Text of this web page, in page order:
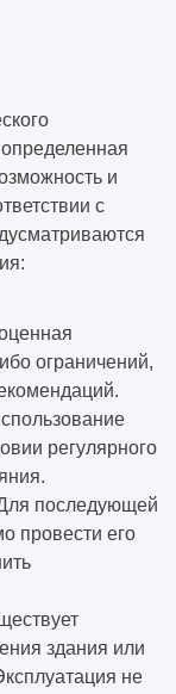
и
с
ограничений,
регулярного
последующей
провести его
здания или
не